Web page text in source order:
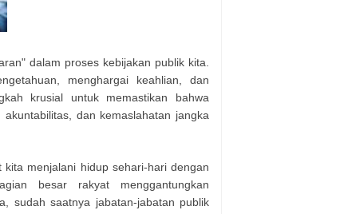
dalam proses kebijakan publik kita.
menghargai keahlian, dan
krusial untuk memastikan bahwa
, akuntabilitas, dan kemaslahatan jangka
menjalani hidup sehari-hari dengan
besar rakyat menggantungkan
sudah saatnya jabatan-jabatan publik